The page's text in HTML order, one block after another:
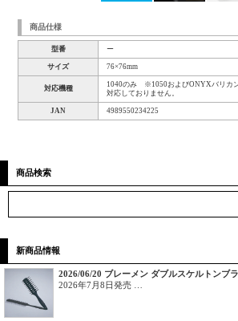
商品仕様
型番 ー
サイズ 76×76mm
対応機種
1040のみ ※1050およびONYXバリカ
対応しておりません。
JAN 4989550234225
商品検索
新商品情報
2026/06/20 ブレーメン ダブルスケルトンブ
2026年7月8日発売 …